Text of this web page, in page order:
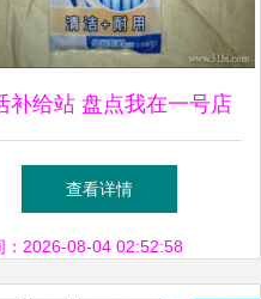
补给站 盘点我在一号店
购入的日常实用好物
查看详情
：2026-08-04 02:52:58